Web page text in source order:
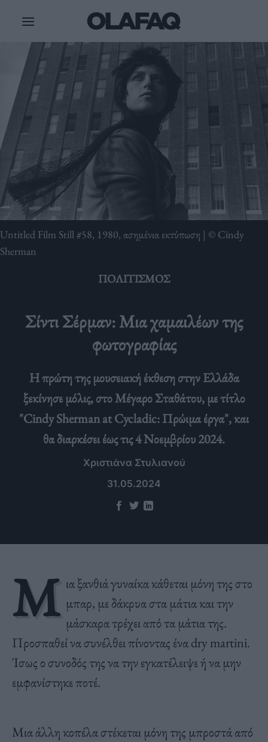
Untitled Film Still #58, 1980, ασημένια εκτύπωση | © Cindy
Sherman
ΠΟΛΙΤΙΣΜΌΣ
Σίντι Σέρμαν: Μια χαμαιλέων της
φωτογραφίας
Η πρώτη της μουσειακή έκθεση στην Ελλάδα
ξεκίνησε μόλις, στο Μέγαρο Σταθάτου, με τίτλο
"Cindy Sherman at Cycladic: Πρώιμα έργα", και
θα διαρκέσει έως τις 4 Νοεμβρίου 2024.
Χριστιάνα Στυλιανού
31.05.2024
Μ ια ξανθιά γυναίκα κάθεται μόνη της στο
μπαρ, με δάκρυα στα μάτια και την
μάσκαρα τρέχει από τα μάτια της.
Προσπαθεί να συνέλθει πίνοντας ένα dry martini.
Ίσως ο συνοδός της να την εγκατέλειψε ή να μην
εμφανίστηκε ποτέ.
Μια άλλη κοπέλα στέκεται μόνη της μπροστά από